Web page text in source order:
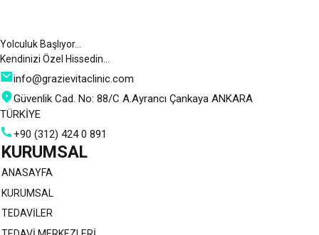
Yolculuk Başlıyor…
Kendinizi Özel Hissedin…
info@grazievitaclinic.com
Güvenlik Cad. No: 88/C A.Ayrancı Çankaya ANKARA
TÜRKİYE
+90 (312) 424 0 891
KURUMSAL
ANASAYFA
KURUMSAL
TEDAVİLER